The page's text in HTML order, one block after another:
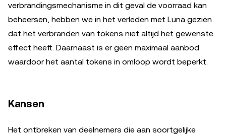
verbrandingsmechanisme in dit geval de voorraad kan
beheersen, hebben we in het verleden met Luna gezien
dat het verbranden van tokens niet altijd het gewenste
effect heeft. Daarnaast is er geen maximaal aanbod
waardoor het aantal tokens in omloop wordt beperkt.
Kansen
Het ontbreken van deelnemers die aan soortgelijke